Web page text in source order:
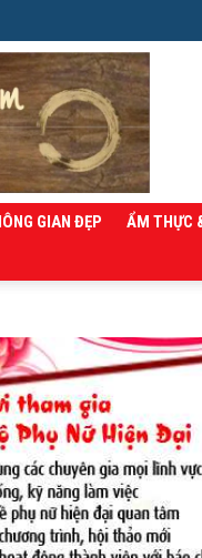
GIAN ĐẸP
ẨM THỰC